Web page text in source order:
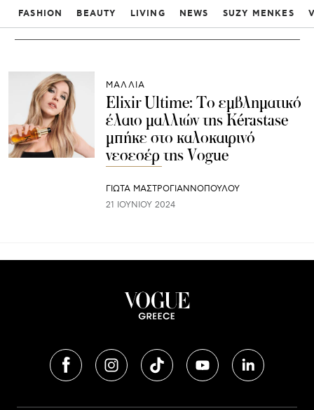
FASHION BEAUTY LIVING NEWS SUZY MENKES
ΜΑΛΛΙΑ
Elixir Ultime: Το εμβληματικό
έλαιο μαλλιών της Kérastase
μπήκε στο καλοκαιρινό
νεσεσέρ της Vogue
ΓΙΩΤΑ ΜΑΣΤΡΟΓΙΑΝΝΟΠΟΥΛΟΥ
21 ΙΟΥΝΊΟΥ 2024